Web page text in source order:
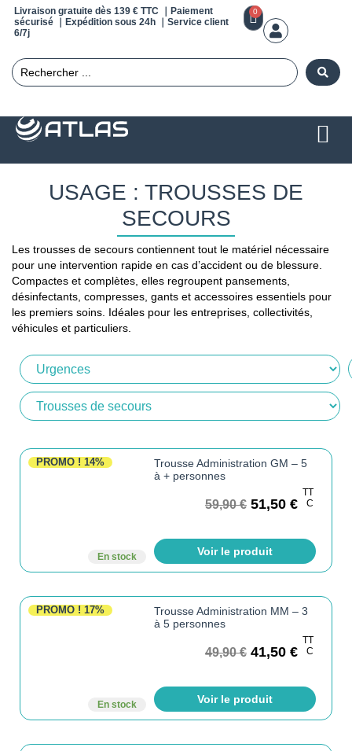
Livraison gratuite dès 139 € TTC ｜Paiement
sécurisé ｜Expédition sous 24h ｜Service client
6/7j
0
USAGE : TROUSSES DE
SECOURS
Les trousses de secours contiennent tout le matériel nécessaire
pour une intervention rapide en cas d’accident ou de blessure.
Compactes et complètes, elles regroupent pansements,
désinfectants, compresses, gants et accessoires essentiels pour
les premiers soins. Idéales pour les entreprises, collectivités,
véhicules et particuliers.
PROMO ! 14%
En stock
Trousse Administration GM – 5
à + personnes
59,90€ 51,50 €
TT
C
Voir le produit
PROMO ! 17%
En stock
Trousse Administration MM – 3
à 5 personnes
49,90€ 41,50 €
TT
C
Voir le produit